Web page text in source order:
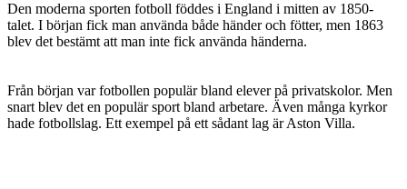
Den moderna sporten fotboll föddes i England i mitten av 1850-
talet. I början fick man använda både händer och fötter, men 1863
blev det bestämt att man inte fick använda händerna.
Från början var fotbollen populär bland elever på privatskolor. Men
snart blev det en populär sport bland arbetare. Även många kyrkor
hade fotbollslag. Ett exempel på ett sådant lag är Aston Villa.